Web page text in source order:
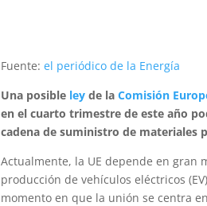
Fuente:el periódico de la Energía
Una posible ley de laComisión
en el cuarto trimestre de este año
cadena de suministro de materiales
Actualmente, la UE depende en gran
producción de vehículos eléctricos
momento en que la unión se centra